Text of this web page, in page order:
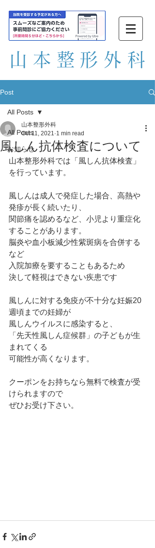
山本整形外 科
Post
All Posts
お知らせ
All Posts
風しん抗体検査について
山本整形外科
Oct 11, 2021 1 min read
山本整形外科では「風しん抗体検査」
を行っています。
風しんは成人で発症した場合、高熱や
発疹が長く続いたり、
関節痛を認めるなど、小児より重症化
することがあります。
脳炎や血小板減少性紫斑病を合併する
など
入院加療を要することもあるため
決して軽視はできない疾患です
風しんに対する免疫が不十分な妊娠20
週頃までの妊婦が
風しんウイルスに感染すると、
「先天性風しん症候群」の子どもが生
まれてくる
可能性が高くなります。
クーポンをお持ちなら無料で検査が受
けられますので
ぜひお受け下さい。